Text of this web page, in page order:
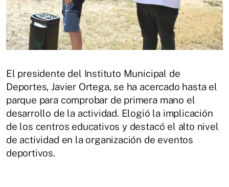
El presidente del Instituto Municipal de
Deportes, Javier Ortega, se ha acercado hasta el
parque para comprobar de primera mano el
desarrollo de la actividad. Elogió la implicación
de los centros educativos y destacó el alto nivel
de actividad en la organización de eventos
deportivos.